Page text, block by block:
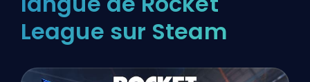
League sur Steam